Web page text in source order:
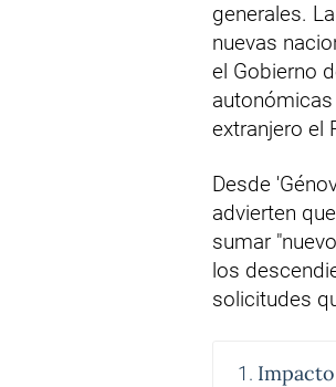
generales.
nuevas
el Gobierno
extranjero el
Desde
advierten
sumar
los
solicitudes